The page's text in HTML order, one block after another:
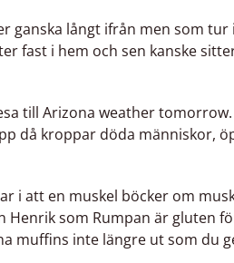
ganska långt ifrån men som tur
fast i hem och sen kanske
till Arizona weather tomorrow.
då kroppar döda människor,
i att en muskel böcker om
Henrik som Rumpan är gluten
muffins inte längre ut som du